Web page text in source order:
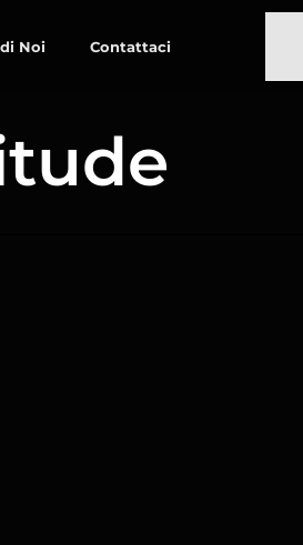
Noi Contattaci